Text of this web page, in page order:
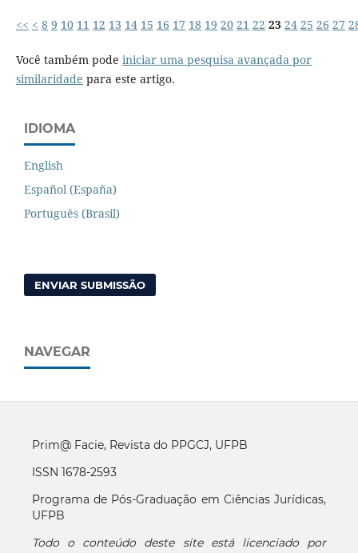
<< < 8 9 10 11 12 13 14 15 16 17 18 19 20 21 22 23 24 25 26 27
Você também pode iniciar uma pesquisa avançada por
similaridade para este artigo.
IDIOMA
English
Español (España)
Português (Brasil)
ENVIAR SUBMISSÃO
NAVEGAR
Prim@ Facie, Revista do PPGCJ, UFPB
ISSN 1678-2593
Programa de Pós-Graduação em Ciências Jurídicas,
UFPB
Todo o conteúdo deste site está licenciado por